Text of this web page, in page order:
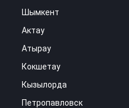
Шымкент
Актау
Атырау
Кокшетау
Кызылорда
Петропавловск